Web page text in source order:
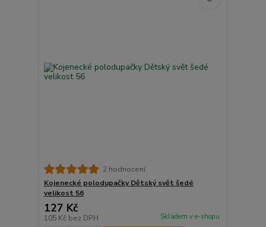
2 hodnocení
Kojenecké polodupačky Dětský svět šedé
velikost 56
127 Kč
105 Kč bez DPH Skladem v e-shopu